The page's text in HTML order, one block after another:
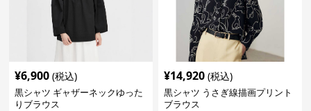
¥6,900 (税込)
黒シャツ ギャザーネックゆった
りブラウス
¥14,920 (税込)
黒シャツ うさぎ線描画プリント
ブラウス